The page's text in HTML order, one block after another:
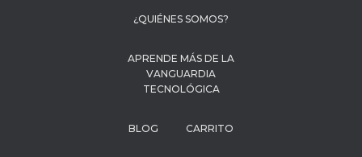
¿QUIÉNES SOMOS?
APRENDE MÁS DE LA
VANGUARDIA
TECNOLÓGICA
BLOG CARRITO